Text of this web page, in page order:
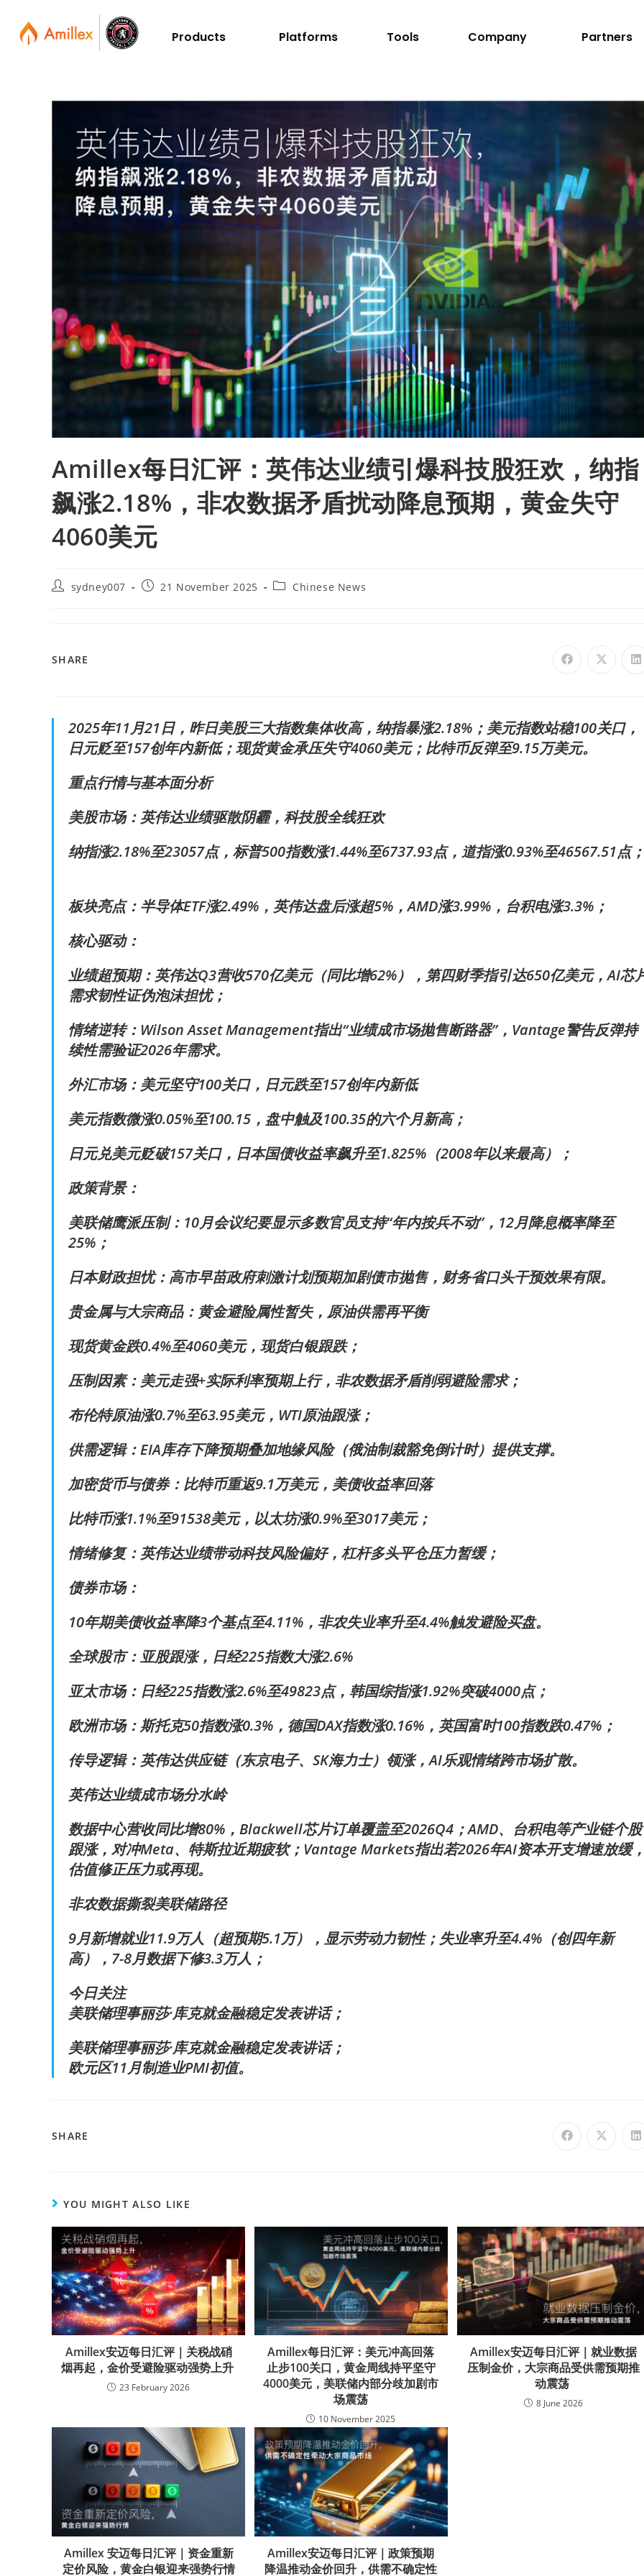
Products Platforms Tools Company Partners
Amillex每日汇评：英伟达业绩引爆科技股狂欢，纳指
飙涨2.18%，非农数据矛盾扰动降息预期，黄金失守
4060美元
sydney007 21 November 2025 Chinese News
SHARE
2025年11月21日，昨日美股三大指数集体收高，纳指暴涨2.18%；美元指数站稳100关口，
日元贬至157创年内新低；现货黄金承压失守4060美元；比特币反弹至9.15万美元。
重点行情与基本面分析
美股市场：英伟达业绩驱散阴霾，科技股全线狂欢
纳指涨2.18%至23057点，标普500指数涨1.44%至6737.93点，道指涨0.93%至46567.51点
板块亮点：半导体ETF涨2.49%，英伟达盘后涨超5%，AMD涨3.99%，台积电涨3.3%；
核心驱动：
业绩超预期：英伟达Q3营收570亿美元（同比增62%），第四财季指引达650亿美元，AI芯
需求韧性证伪泡沫担忧；
情绪逆转：Wilson Asset Management指出“业绩成市场抛售断路器”，Vantage警告反弹持
续性需验证2026年需求。
外汇市场：美元坚守100关口，日元跌至157创年内新低
美元指数微涨0.05%至100.15，盘中触及100.35的六个月新高；
日元兑美元贬破157关口，日本国债收益率飙升至1.825%（2008年以来最高）；
政策背景：
美联储鹰派压制：10月会议纪要显示多数官员支持“年内按兵不动”，12月降息概率降至
25%；
日本财政担忧：高市早苗政府刺激计划预期加剧债市抛售，财务省口头干预效果有限。
贵金属与大宗商品：黄金避险属性暂失，原油供需再平衡
现货黄金跌0.4%至4060美元，现货白银跟跌；
压制因素：美元走强+实际利率预期上行，非农数据矛盾削弱避险需求；
布伦特原油涨0.7%至63.95美元，WTI原油跟涨；
供需逻辑：EIA库存下降预期叠加地缘风险（俄油制裁豁免倒计时）提供支撑。
加密货币与债券：比特币重返9.1万美元，美债收益率回落
比特币涨1.1%至91538美元，以太坊涨0.9%至3017美元；
情绪修复：英伟达业绩带动科技风险偏好，杠杆多头平仓压力暂缓；
债券市场：
10年期美债收益率降3个基点至4.11%，非农失业率升至4.4%触发避险买盘。
全球股市：亚股跟涨，日经225指数大涨2.6%
亚太市场：日经225指数涨2.6%至49823点，韩国综指涨1.92%突破4000点；
欧洲市场：斯托克50指数涨0.3%，德国DAX指数涨0.16%，英国富时100指数跌0.47%；
传导逻辑：英伟达供应链（东京电子、SK海力士）领涨，AI乐观情绪跨市场扩散。
英伟达业绩成市场分水岭
数据中心营收同比增80%，Blackwell芯片订单覆盖至2026Q4；AMD、台积电等产业链个股
跟涨，对冲Meta、特斯拉近期疲软；Vantage Markets指出若2026年AI资本开支增速放缓
估值修正压力或再现。
非农数据撕裂美联储路径
9月新增就业11.9万人（超预期5.1万），显示劳动力韧性；失业率升至4.4%（创四年新
高），7-8月数据下修3.3万人；
今日关注
美联储理事丽莎·库克就金融稳定发表讲话；
美联储理事丽莎·库克就金融稳定发表讲话；
欧元区11月制造业PMI初值。
SHARE
YOU MIGHT ALSO LIKE
Amillex安迈每日汇评｜关税战硝
烟再起，金价受避险驱动强势上升
23 February 2026
Amillex每日汇评：美元冲高回落
止步100关口，黄金周线持平坚守
4000美元，美联储内部分歧加剧市
场震荡
10 November 2025
Amillex安迈每日汇评｜就业数据
压制金价，大宗商品受供需预期推
动震荡
8 June 2026
Amillex 安迈每日汇评｜资金重新
定价风险，黄金白银迎来强势行情
Amillex安迈每日汇评｜政策预期
降温推动金价回升，供需不确定性